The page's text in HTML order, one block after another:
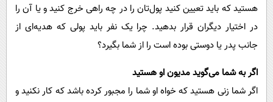
هستید که باید تعیین کنید پول‌تان را در چه راهی خرج کنید و یا آن را
در اختیار دیگران قرار بدهید. چرا یک نفر باید پولی که هدیه‌ای از
جانب پدر یا دوستی بوده است را از شما بگیرد؟
اگر به شما می‌گوید مدیون او هستید
اگر شما زنی هستید که خواه او شما را مجبور کرده باشد که کار نکنید و